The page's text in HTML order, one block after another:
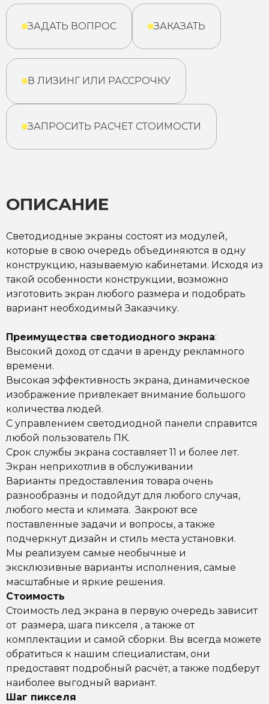
ЗАДАТЬ ВОПРОС ЗАКАЗАТЬ
В ЛИЗИНГ ИЛИ РАССРОЧКУ
ЗАПРОСИТЬ РАСЧЕТ СТОИМОСТИ
ОПИСАНИЕ
Светодиодные экраны состоят из модулей,
которые в свою очередь объединяются в одну
конструкцию, называемую кабинетами. Исходя из
такой особенности конструкции, возможно
изготовить экран любого размера и подобрать
вариант необходимый Заказчику.
Преимущества светодиодного экрана:
Высокий доход от сдачи в аренду рекламного
времени.
Высокая эффективность экрана, динамическое
изображение привлекает внимание большого
количества людей.
С управлением светодиодной панели справится
любой пользователь ПК.
Срок службы экрана составляет 11 и более лет.
Экран неприхотлив в обслуживании
Варианты предоставления товара очень
разнообразны и подойдут для любого случая,
любого места и климата. Закроют все
поставленные задачи и вопросы, а также
подчеркнут дизайн и стиль места установки.
Мы реализуем самые необычные и
эксклюзивные варианты исполнения, самые
масштабные и яркие решения.
Стоимость
Стоимость лед экрана в первую очередь зависит
от размера, шага пикселя , а также от
комплектации и самой сборки. Вы всегда можете
обратиться к нашим специалистам, они
предоставят подробный расчёт, а также подберут
наиболее выгодный вариант.
Шаг пикселя